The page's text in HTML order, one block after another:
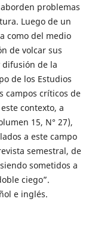
problemas
Luego de un
como del medio
de volcar sus
difusión de la
de los Estudios
campos críticos de
contexto, a
15, N° 27),
a este campo
semestral, de
sometidos a
ciego”.
e inglés.